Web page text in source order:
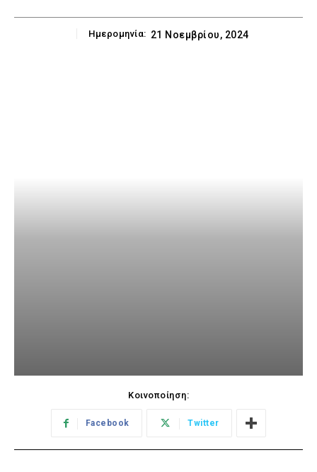
Ημερομηνία: 21 Νοεμβρίου, 2024
Κοινοποίηση:
Facebook Twitter